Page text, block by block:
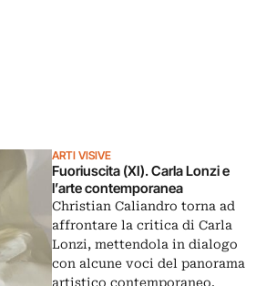
ARTI VISIVE
Fuoriuscita (XI). Carla Lonzi e
l’arte contemporanea
Christian Caliandro torna ad
affrontare la critica di Carla
Lonzi, mettendola in dialogo
con alcune voci del panorama
artistico contemporaneo.